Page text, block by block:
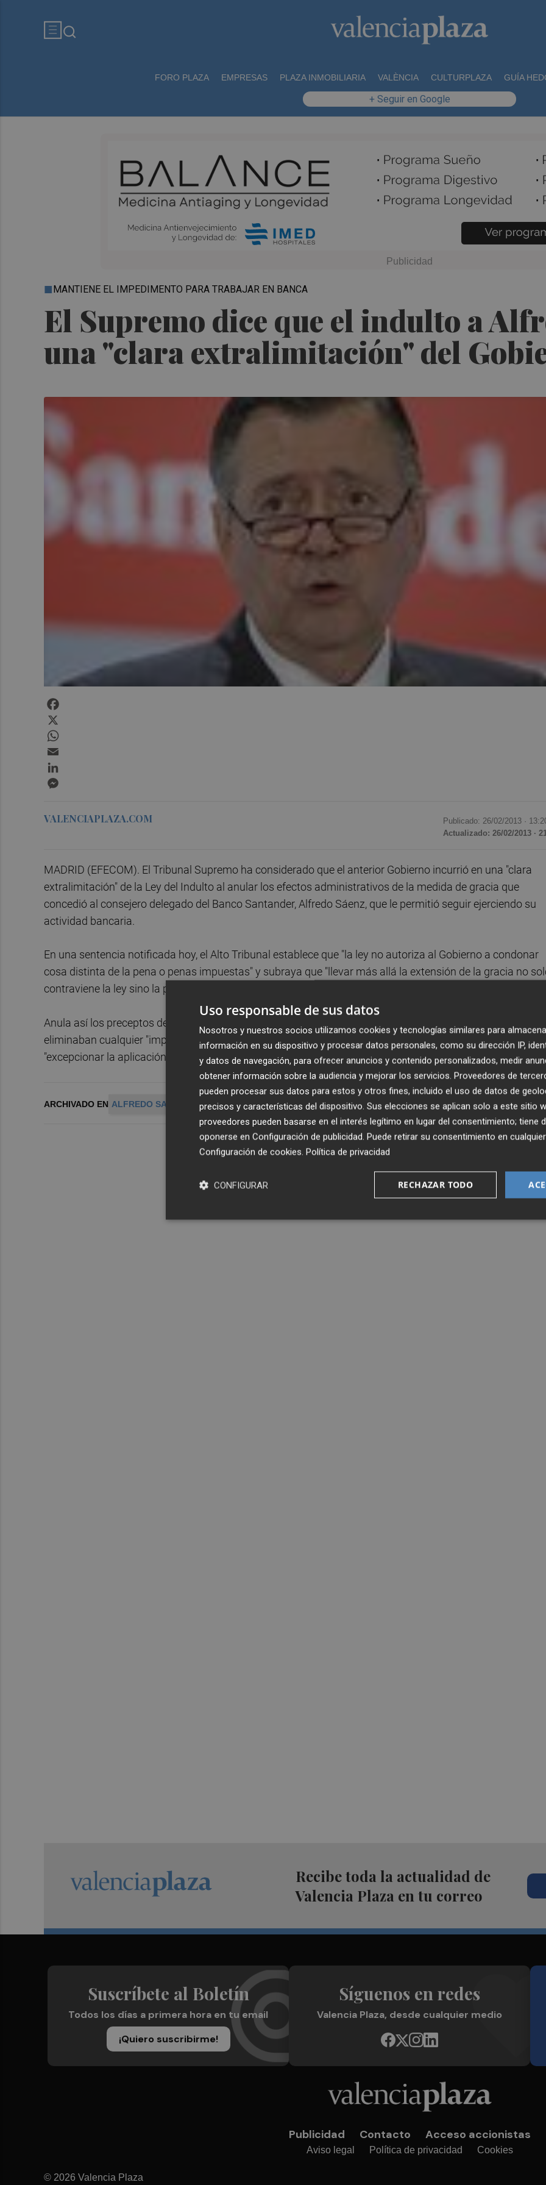
FORO PLAZA EMPRESAS PLAZA INMOBILIARIA VALÈNCIA CULTURPLAZA GUÍA
+ Seguir en Google
El Supremo dice que el indulto a
una "clara extralimitación" del
MANTIENE EL IMPEDIMENTO PARA TRABAJAR EN BANCA
VALENCIAPLAZA.COM Publicado: 26/02/2013 ·
Actualizado: 26/02/2013 ·
MADRID (EFECOM). El Tribunal Supremo ha considerado que el anterior Gobierno incurrió en una "clara
extralimitación" de la Ley del Indulto al anular los efectos administrativos de la medida de gracia que
concedió al consejero delegado del Banco Santander, Alfredo Sáenz, que le permitió seguir ejerciendo su
actividad bancaria.
En una sentencia notificada hoy, el Alto Tribunal establece que "la ley no autoriza al Gobierno a condonar
cosa distinta de la pena o penas impuestas" y subraya que "llevar más allá la extensión de la gracia no
contraviene la ley sino la propia Constitución".
Anula así los preceptos de los dos reales decretos del Ejecutivo de José Luis Rodríguez Zapatero que
eliminaban cualquier "impedimento para ejercer la actividad bancaria" a Sáenz, al considerar que no debió
"excepcionar la aplicación de la ley haciendo desaparecer el rastro administrativo de la condena".
ARCHIVADO EN ALFREDO SAENZ SANTANDER INDULTO SUPREMO ZAPATERO ANULACIÓN ANULADO
Recibe toda la actualidad de
Valencia Plaza en tu correo
Suscríbete al Boletín
Todos los días a primera hora en tu email
¡Quiero suscribirme!
Síguenos en redes
Valencia Plaza, desde cualquier medio
Publicidad Contacto Acceso accionistas
Aviso legal Política de privacidad Cookies
© 2026 Valencia Plaza
Uso responsable de sus datos
Nosotros y nuestros socios utilizamos cookies y tecnologías similares para
información en su dispositivo y procesar datos personales, como su dirección IP,
y datos de navegación, para ofrecer anuncios y contenido personalizados, medir
obtener información sobre la audiencia y mejorar los servicios. Proveedores de
pueden procesar sus datos para estos y otros fines, incluido el uso de datos de
precisos y características del dispositivo. Sus elecciones se aplican solo a este sitio
proveedores pueden basarse en el interés legítimo en lugar del consentimiento; tiene
oponerse en Configuración de publicidad. Puede retirar su consentimiento en
Configuración de cookies. Política de privacidad
RECHAZAR TODO
CONFIGURAR